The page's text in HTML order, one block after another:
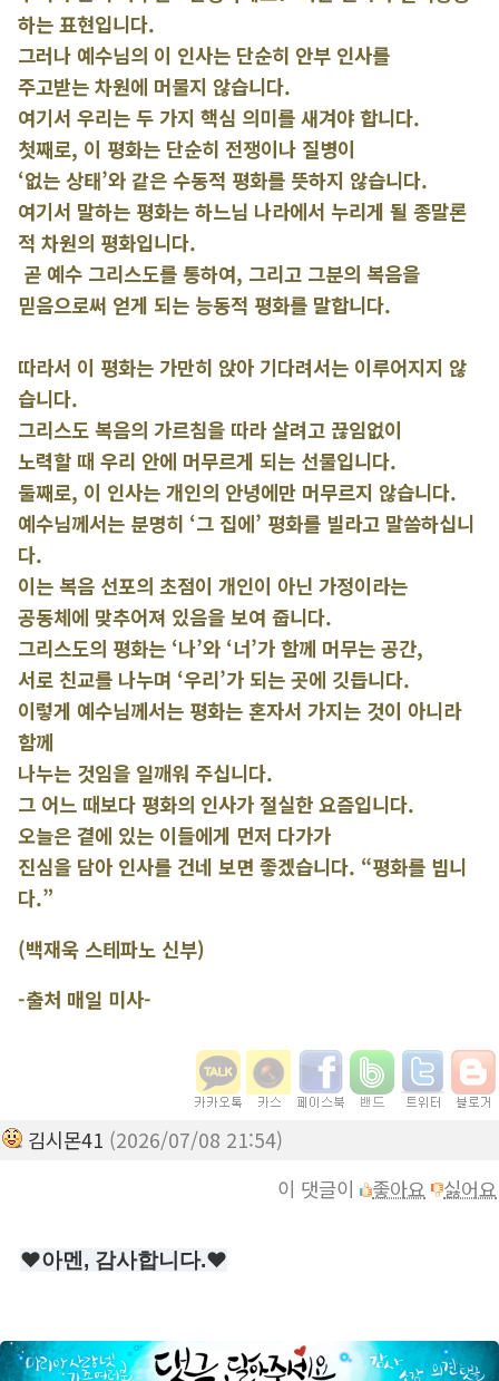
하는 표현입니다.
그러나 예수님의 이 인사는 단순히 안부 인사를
주고받는 차원에 머물지 않습니다.
여기서 우리는 두 가지 핵심 의미를 새겨야 합니다.
첫째로, 이 평화는 단순히 전쟁이나 질병이
‘없는 상태’와 같은 수동적 평화를 뜻하지 않습니다.
여기서 말하는 평화는 하느님 나라에서 누리게 될 종말론
적 차원의 평화입니다.
곧 예수 그리스도를 통하여, 그리고 그분의 복음을
믿음으로써 얻게 되는 능동적 평화를 말합니다.
따라서 이 평화는 가만히 앉아 기다려서는 이루어지지 않
습니다.
그리스도 복음의 가르침을 따라 살려고 끊임없이
노력할 때 우리 안에 머무르게 되는 선물입니다.
둘째로, 이 인사는 개인의 안녕에만 머무르지 않습니다.
예수님께서는 분명히 ‘그 집에’ 평화를 빌라고 말씀하십니
다.
이는 복음 선포의 초점이 개인이 아닌 가정이라는
공동체에 맞추어져 있음을 보여 줍니다.
그리스도의 평화는 ‘나’와 ‘너’가 함께 머무는 공간,
서로 친교를 나누며 ‘우리’가 되는 곳에 깃듭니다.
이렇게 예수님께서는 평화는 혼자서 가지는 것이 아니라
함께
나누는 것임을 일깨워 주십니다.
그 어느 때보다 평화의 인사가 절실한 요즘입니다.
오늘은 곁에 있는 이들에게 먼저 다가가
진심을 담아 인사를 건네 보면 좋겠습니다. “평화를 빕니
다.”
(백재욱 스테파노 신부)
-출처 매일 미사-
김시몬41 (2026/07/08 21:54)
이 댓글이
좋아요 싫어요
❤️아멘, 감사합니다.❤️